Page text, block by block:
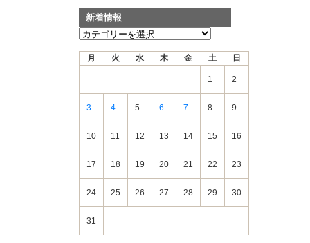
新着情報
新
月 火 水 木 金 土 日
1 2
3 4 5 6 7 8 9
10 11 12 13 14 15 16
17 18 19 20 21 22 23
24 25 26 27 28 29 30
31